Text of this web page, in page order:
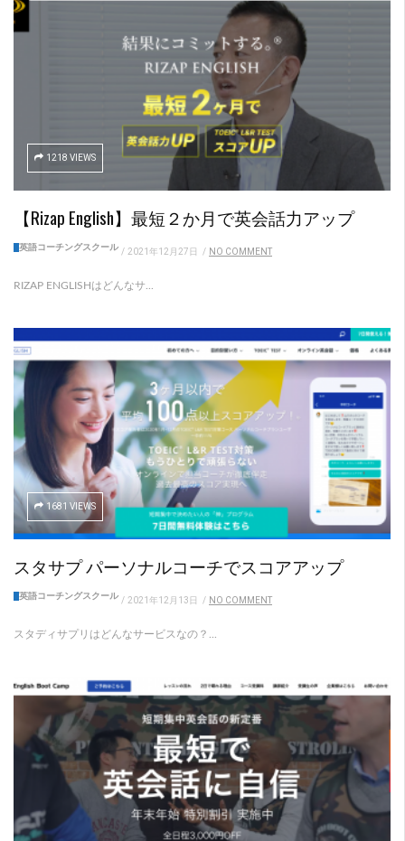
1218 VIEWS
【Rizap English】最短２か月で英会話力アップ
英語コーチングスクール / 2021年12月27日 / NO COMMENT
RIZAP ENGLISHはどんなサ...
1681 VIEWS
スタサプ パーソナルコーチでスコアアップ
英語コーチングスクール / 2021年12月13日 / NO COMMENT
スタディサプリはどんなサービスなの？...